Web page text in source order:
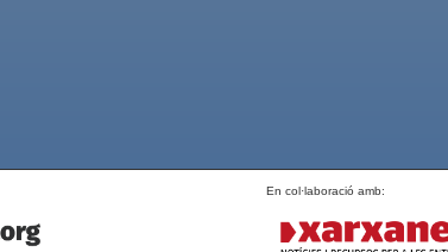
En col·laboració amb: